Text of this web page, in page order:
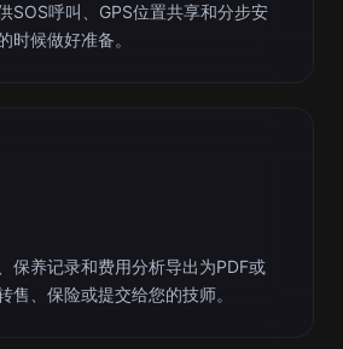
SOS呼叫、GPS位置共享和分步安
时候做好准备。
保养记录和费用分析导出为PDF或
、保险或提交给您的技师。